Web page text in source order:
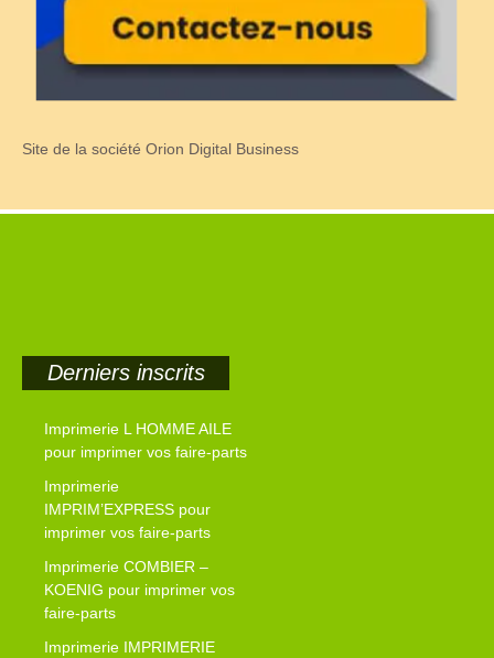
Site de la société Orion Digital Business
Derniers inscrits
Imprimerie L HOMME AILE
pour imprimer vos faire-parts
Imprimerie
IMPRIM’EXPRESS pour
imprimer vos faire-parts
Imprimerie COMBIER –
KOENIG pour imprimer vos
faire-parts
Imprimerie IMPRIMERIE